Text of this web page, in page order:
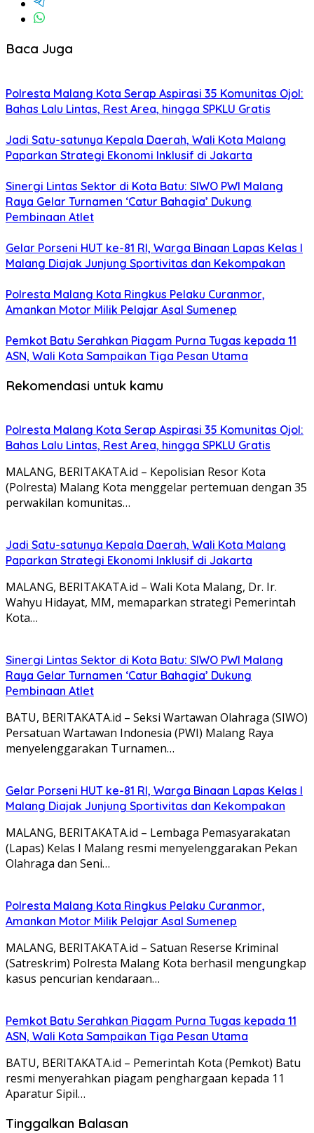
Baca Juga
Polresta Malang Kota Serap Aspirasi 35 Komunitas Ojol:
Bahas Lalu Lintas, Rest Area, hingga SPKLU Gratis
Jadi Satu-satunya Kepala Daerah, Wali Kota Malang
Paparkan Strategi Ekonomi Inklusif di Jakarta
Sinergi Lintas Sektor di Kota Batu: SIWO PWI Malang
Raya Gelar Turnamen ‘Catur Bahagia’ Dukung
Pembinaan Atlet
Gelar Porseni HUT ke-81 RI, Warga Binaan Lapas Kelas I
Malang Diajak Junjung Sportivitas dan Kekompakan
Polresta Malang Kota Ringkus Pelaku Curanmor,
Amankan Motor Milik Pelajar Asal Sumenep
Pemkot Batu Serahkan Piagam Purna Tugas kepada 11
ASN, Wali Kota Sampaikan Tiga Pesan Utama
Rekomendasi untuk kamu
Polresta Malang Kota Serap Aspirasi 35 Komunitas Ojol:
Bahas Lalu Lintas, Rest Area, hingga SPKLU Gratis
MALANG, BERITAKATA.id – Kepolisian Resor Kota
(Polresta) Malang Kota menggelar pertemuan dengan 35
perwakilan komunitas…
Jadi Satu-satunya Kepala Daerah, Wali Kota Malang
Paparkan Strategi Ekonomi Inklusif di Jakarta
MALANG, BERITAKATA.id – Wali Kota Malang, Dr. Ir.
Wahyu Hidayat, MM, memaparkan strategi Pemerintah
Kota…
Sinergi Lintas Sektor di Kota Batu: SIWO PWI Malang
Raya Gelar Turnamen ‘Catur Bahagia’ Dukung
Pembinaan Atlet
BATU, BERITAKATA.id – Seksi Wartawan Olahraga (SIWO)
Persatuan Wartawan Indonesia (PWI) Malang Raya
menyelenggarakan Turnamen…
Gelar Porseni HUT ke-81 RI, Warga Binaan Lapas Kelas I
Malang Diajak Junjung Sportivitas dan Kekompakan
MALANG, BERITAKATA.id – Lembaga Pemasyarakatan
(Lapas) Kelas I Malang resmi menyelenggarakan Pekan
Olahraga dan Seni…
Polresta Malang Kota Ringkus Pelaku Curanmor,
Amankan Motor Milik Pelajar Asal Sumenep
MALANG, BERITAKATA.id – Satuan Reserse Kriminal
(Satreskrim) Polresta Malang Kota berhasil mengungkap
kasus pencurian kendaraan…
Pemkot Batu Serahkan Piagam Purna Tugas kepada 11
ASN, Wali Kota Sampaikan Tiga Pesan Utama
BATU, BERITAKATA.id – Pemerintah Kota (Pemkot) Batu
resmi menyerahkan piagam penghargaan kepada 11
Aparatur Sipil…
Tinggalkan Balasan